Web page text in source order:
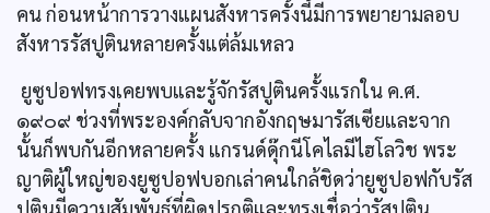
คน ก่อนหน้าการวางแผนสังหารครั้งนี้มีการพยายามลอบ
สังหารรัสปูตินหลายครั้งแต่ล้มเหลว
ยูซูปอฟทรงเคยพบและรู้จักรัสปูตินครั้งแรกใน ค.ศ.
๑๙๐๙ ช่วงที่พระองค์กลับจากอังกฤษมารัสเซียและจาก
นั้นก็พบกันอีกหลายครั้ง แกรนด์ดุ๊กนีโคไลมีไฮโลวิช พระ
ญาติผู้ใหญ่ของยูซูปอฟบอกเล่าคนใกล้ชิดว่ายูซูปอฟกับรัส